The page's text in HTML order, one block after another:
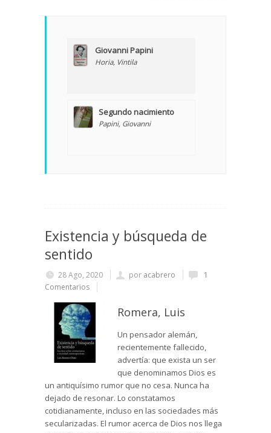
Giovanni Papini
Horia, Vintila
Segundo nacimiento
Papini, Giovanni
Existencia y búsqueda de
sentido
28 Ago, 2020 por acabrero
1
Comentarios
Romera, Luis
Un pensador alemán,
recientemente fallecido,
advertía: que exista un ser
que denominamos Dios es
un antiquísimo rumor que no cesa. Nunca ha
dejado de resonar. Lo constatamos
cotidianamente, incluso en las sociedades más
secularizadas. El rumor acerca de Dios nos llega